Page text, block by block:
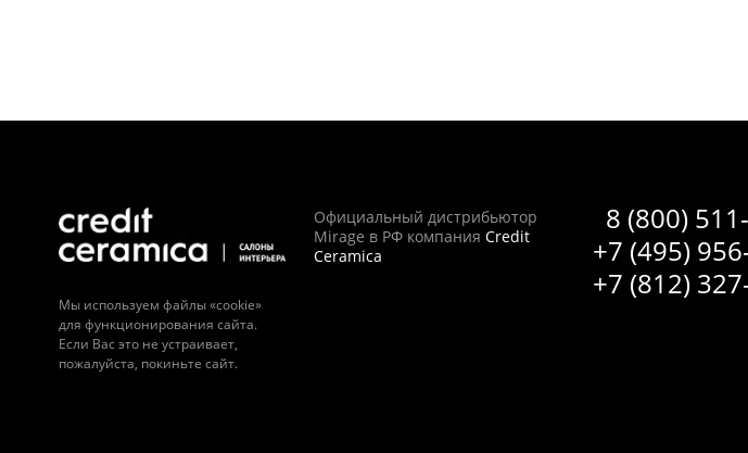
Мы используем файлы «cookie»
для функционирования сайта.
Если Вас это не устраивает,
пожалуйста, покиньте сайт.
8 (800)
+7 (495)
+7 (812)
Официальный дистрибьютор
Mirage в РФ компания Credit
Ceramica